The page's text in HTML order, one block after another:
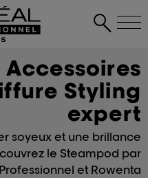
Accessoires
Styling
expert
soyeux et une brillance
le Steampod par
et Rowenta